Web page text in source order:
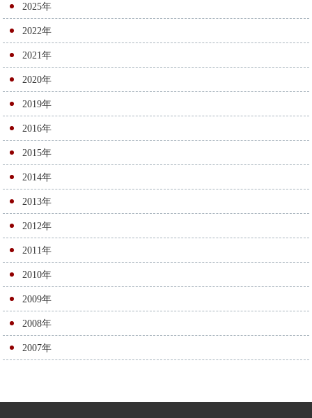
ー
シ
ョ
ン
2025年
2022年
2021年
2020年
2019年
2016年
2015年
2014年
2013年
2012年
2011年
2010年
2009年
2008年
2007年